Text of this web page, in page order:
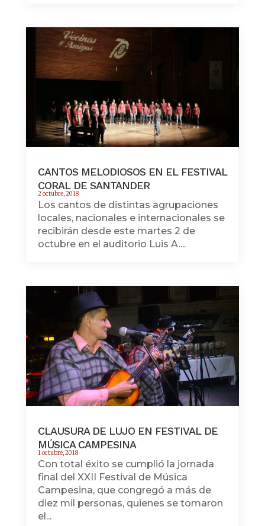
CANTOS MELODIOSOS EN EL FESTIVAL
CORAL DE SANTANDER
2 octubre, 2018
Los cantos de distintas agrupaciones
locales, nacionales e internacionales se
recibirán desde este martes 2 de
octubre en el auditorio Luis A....
CLAUSURA DE LUJO EN FESTIVAL DE
MÚSICA CAMPESINA
1 octubre, 2018
Con total éxito se cumplió la jornada
final del XXII Festival de Música
Campesina, que congregó a más de
diez mil personas, quienes se tomaron
el...